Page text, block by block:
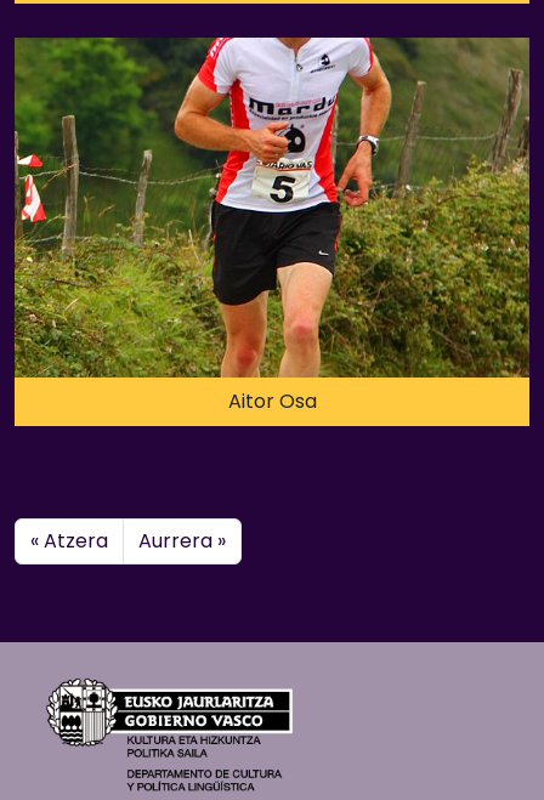
Aitor Osa
« Atzera Aurrera »